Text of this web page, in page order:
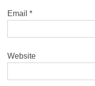
Email *
Website